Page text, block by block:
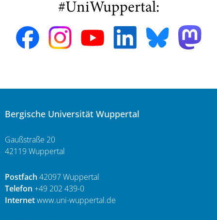
#UniWuppertal:
Bergische Universität Wuppertal
Gaußstraße 20
42119 Wuppertal
Postfach 42097 Wuppertal
Telefon +49 202 439-0
Internetwww.uni-wuppertal.de